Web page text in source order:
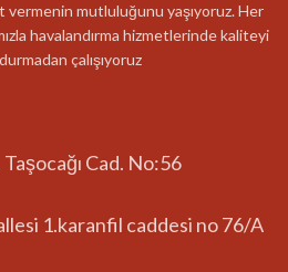
vermenin mutluluğunu yaşıyoruz. Her
havalandırma hizmetlerinde kaliteyi
çalışıyoruz
Cad. No:56
1.karanfil caddesi no 76/A